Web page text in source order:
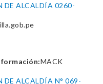
DE ALCALDÍA 0260-
MACK
DE ALCALDÍA N° 069-